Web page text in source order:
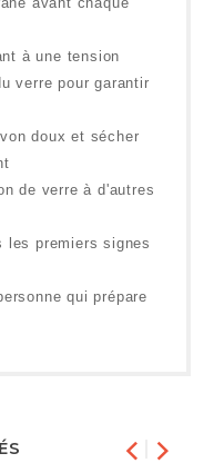
à une tension
verre pour garantir
doux et sécher
de verre à d'autres
les premiers signes
qui prépare